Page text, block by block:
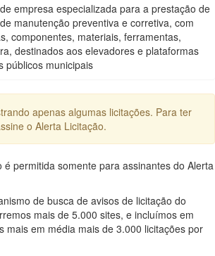
empresa especializada para a prestação de
manutenção preventiva e corretiva, com
componentes, materiais, ferramentas,
destinados aos elevadores e plataformas
públicos municipais
apenas algumas licitações. Para ter
o Alerta Licitação.
permitida somente para assinantes do Alerta
de busca de avisos de licitação do
mais de 5.000 sites, e incluímos em
mais em média mais de 3.000 licitações por